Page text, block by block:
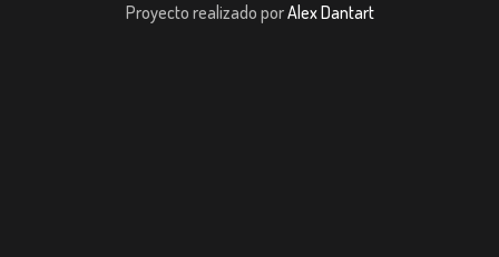
Proyecto realizado porAlex Dantart